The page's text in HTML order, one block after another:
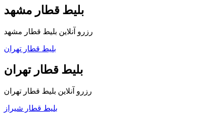
بلیط قطار مشهد
رزرو آنلاین بلیط قطار مشهد
بلیط قطار تهران
بلیط قطار تهران
رزرو آنلاین بلیط قطار تهران
بلیط قطار شیراز